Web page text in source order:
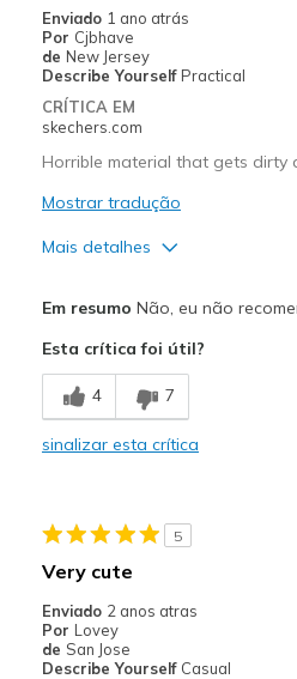
Melhores utilizações
Casual Wear
Going Out
Special Occasions
View On Shoes
Enviado 1 ano atrás
Por Cjbhave
de New Jersey
Describe Yourself Practical
CRÍTICA EM
skechers.com
Horrible material that gets dirty
Mostrar tradução
Mais detalhes
Poor Cushioning
Poor Quality
Casual Wear
Width
Em resumo Não, eu não
Esta crítica foi útil?
4 7
sinalizar esta crítica
5
Very cute
Enviado 2 anos atras
Por Lovey
de San Jose
Describe Yourself Casual